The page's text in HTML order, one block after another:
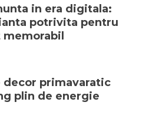
in era digitala:
potrivita pentru
decor primavaratic
plin de energie